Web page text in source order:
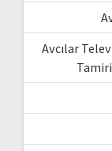
Avcılar